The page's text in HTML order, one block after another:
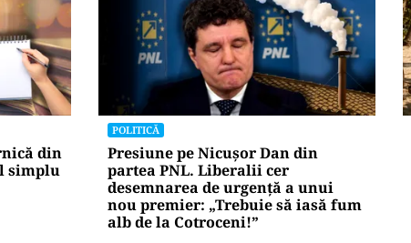
din
simplu
POLITICĂ
Presiune pe Nicușor Dan din
partea PNL. Liberalii cer
desemnarea de urgență a unui
nou premier: „Trebuie să iasă fum
alb de la Cotroceni!”